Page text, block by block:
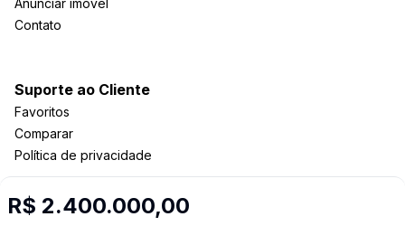
R$ 2.400.000,00
Anunciar imóvel
Contato
Suporte ao Cliente
Favoritos
Comparar
Política de privacidade